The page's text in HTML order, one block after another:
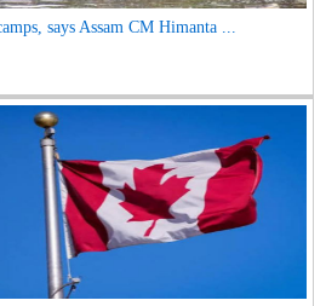
says Assam CM Himanta ...